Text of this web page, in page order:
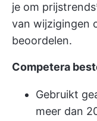
je om
van wijzigingen
beoordelen.
Competera
Gebruikt
meer dan